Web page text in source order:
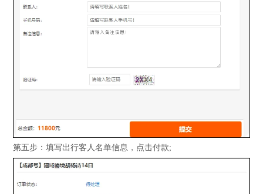
第五步：填写出行客人名单信息，点击付款;